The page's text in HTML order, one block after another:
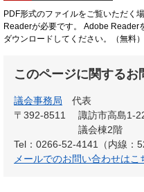
PDF形式のファイルをご覧いただく
Readerが必要です。
Adobe Reader
ダウンロードしてください。（無料）
このページに関するお
議会事務局
代表
〒392-8511
諏訪市高島1-
議会棟2階
Tel：0266-52-4141（内線：
メールでのお問い合わせはこ